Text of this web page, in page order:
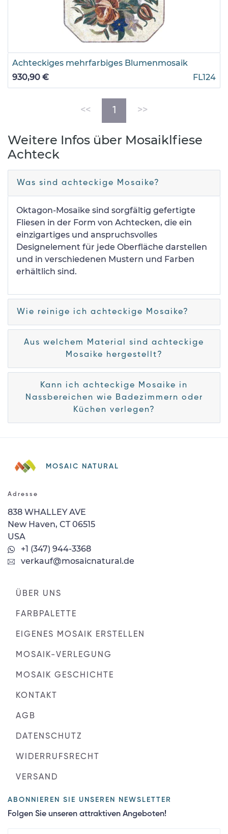
Achteckiges mehrfarbiges Blumenmosaik
930,90 €
FL124
<< 1 (current)
>>
Weitere Infos über Mosaiklfiese
Achteck
Was sind achteckige Mosaike?
Oktagon-Mosaike sind sorgfältig gefertigte
Fliesen in der Form von Achtecken, die ein
einzigartiges und anspruchsvolles
Designelement für jede Oberfläche darstellen
und in verschiedenen Mustern und Farben
erhältlich sind.
Wie reinige ich achteckige Mosaike?
Aus welchem Material sind achteckige
Mosaike hergestellt?
Kann ich achteckige Mosaike in
Nassbereichen wie Badezimmern oder
Küchen verlegen?
MOSAIC NATURAL
Adresse
838 WHALLEY AVE
New Haven, CT 06515
USA
+1 (347) 944-3368
verkauf@mosaicnatural.de
ÜBER UNS
FARBPALETTE
EIGENES MOSAIK ERSTELLEN
MOSAIK-VERLEGUNG
MOSAIK GESCHICHTE
KONTAKT
AGB
DATENSCHUTZ
WIDERRUFSRECHT
VERSAND
ABONNIEREN SIE UNSEREN NEWSLETTER
Folgen Sie unseren attraktiven Angeboten!